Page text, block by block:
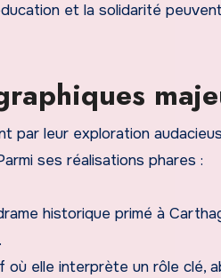
et la solidarité
par leur exploration
ses réalisations phares :
historique primé à
où elle interprète un rôle clé,